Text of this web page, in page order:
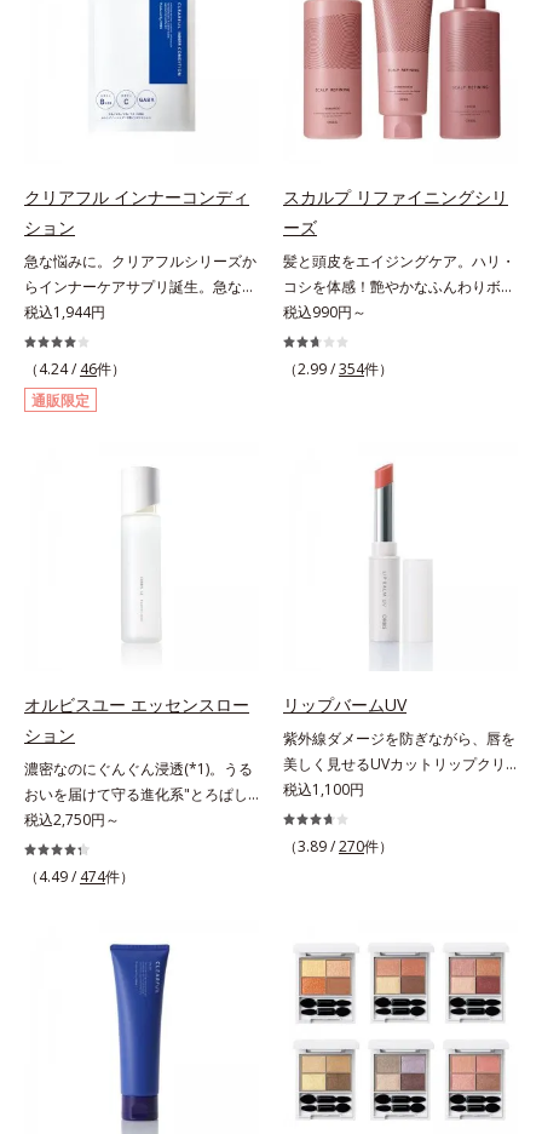
イジングケアを応援します。*1 メ
ラニンの生成を抑え、シミ・ソバカ
スを防ぐ（ウォッシュを除く）*2
オルビス内スキンケアシリーズの保
湿力*3 年齢に応じたお手入れのこ
*7 乾燥による*8 保湿成分*9
ロニセラカエルレア果汁、ノバラエ
キス配合＝うるおいを与えハリと透
明感に満ちた肌へ導く保湿成分
*10 メマツヨイグサ抽出液、スイ
カズラエキス配合＝角層のすみずみ
まで水分・油分を保ち、ハリ・ツヤ
を与える保湿成分*11 気持ちのこ
と
果的なシナジー設計で、あなたのエ
イジングケアを応援します。*1 メ
ラニンの生成を抑え、シミ・ソバカ
スを防ぐ（ウォッシュを除く）*2
オルビス内スキンケアシリーズの保
湿力*3 年齢に応じたお手入れのこ
角層*5 乾燥による*6 洗浄によ
る物理的効果*7 うるおいによる
*8 乾燥、ハリ・ツヤのなさ*9
保湿成分*10 ロニセラカエルレア
果汁、ノバラエキス配合＝うるおい
を与えハリと透明感に満ちた肌へ導
く保湿成分*11 メマツヨイグサ抽
出液、スイカズラエキス配合＝角層
凸をつるんとなめらかに(*1)。スキ
ンケア発想の化粧下地です。保湿成
分が肌全層(*2)に働きかけて、肌の
うるおいをグンとアップ＆リッチな
クリームのようにぴたっと密着。乾
す。むやみに隠すのではなくふわり
アのW効果で軽やかな美肌を印象づ
けます。紫外線吸収剤フリーなのに
高SPF値、さらにスキンプロテクト
複合成分(*3)が、ブルーライト、紫
外線、大気中の微粒子汚れなどの外
的ダメージから肌表面をガードしま
す。【カバー効果】保湿性凹凸カバ
すい肌にうるおいを届けながら、光
ーします。【ラスティング効果】皮
主成分を選択的に吸収し、うるおい
はしっかり残すことでカバー力を保
層の範囲内*3 スキンプロテクト※
防ぐ複合成分 ※ ビルベリー葉エ
キス、タベブイアインペチギノサ樹
皮エキス*4 グリセリルグルコシド
（保湿成分）、（ジメチコン／ビニ
ルジメチコン）クロスポリマー、ジ
メチコン（カバー成分）*5 アクリ
レーツコポリマー
なじむ、若々しい印象(*2)作りのサ
ポートをします。オルビスアンバー
ヴァイタルトリートメントクリーム
「オルビスアンバー ヴァイタルト
リートメントクリーム」は、1品
で、化粧水、クリーム、シワ改善・
ッククリーム(*3)、パックの6役を
担い、複合的にアプローチ。Wナイ
アシン(*4)によるシワ改善・シミ予
防に加え、複合成分コラーゲンコン
プレックスSPが肌のハリを徹底サポ
ート。肌なじみのよいクリーム構造
で角層まで保湿成分が浸透し、うる
おいをギュッと閉じ込めます。洗顔
す。*1 メラニンの生成を抑え、シ
ミ・ソバカスを防ぐ*2 肌にハリを
ケアとして*4 ナイアシンアミド
クリアフル インナーコンディ
ション
急な悩みに。クリアフルシリーズか
らインナーケアサプリ誕生。急な悩
みに。ケアに行き詰まったすべての
女性に送る、「クリアフルシリー
ズ」のオールインワンサプリメント
です。ビタミンB1とB2を配合。ビ
タミンB6とビタミンCは、タイムリ
放出されます。またすこやかな美し
ラミドをプラス。さらにストレス社
すこやかな毎日を応援します。
税込1,944円
（4.24 / 46件）
通販限定
スカルプ リファイニングシリ
ーズ
髪と頭皮をエイジングケア。ハリ・
コシを体感！艶やかなふんわりボリ
ューム美髪へ。「抜け毛が目立つ」
「ボリュームがない」「ハリ・コシ
がない」という年齢による3大髪悩
シリーズです。地肌と髪をすこやか
に保つ「3Dプロテクト成分(*2)」
ンドボタニカルエキス(*2)」を配
美髪へ導きます。翌朝の手ぐしで納
得できる、褒められ髪をご体感くだ
さい。*1 年齢に応じたお手入れの
こと *2 保湿成分
税込990円～
（2.99 /354件）
オルビスユー エッセンスロー
ション
濃密なのにぐんぐん浸透(*1)。うる
おいを届けて守る進化系"とろぱし
ゃ"ローション。7000種を超える成
分から厳選し、「うるおいの質
(*1)」に着目した初期エイジングケ
ーチする初期エイジングケアシリー
ズです。「うるおいの質」に着目
し、肌荒れを予防しながらうるおい
に満ちた美しい肌へと導きます。ポ
ーラ・オルビスグループ独自の肌荒
れ防止有効成分として、「DF-パン
テノール(*3)」を国内唯一(*4)、高
濃度で配合。角層のバリア機能にア
税込2,750円～
（4.49 / 474件）
リップバームUV
紫外線ダメージを防ぎながら、唇を
美しく見せるUVカットリップクリ
ーム。UV対策を忘れがちな唇に。
紫外線をカットしながら、顔色をパ
ッと明るく見せるUVカットリップ
SPF25・PA++のUVカット効果のあ
るリップクリームで、顔だけでなく
唇もしっかりUV対策しましょう。2
種類の保湿成分（加水分解コラーゲ
ン、ゲットウ葉エキス）を配合して
いるから、カサつき・くすみ(*)など
の乾燥悩みも解決＆うるおい長持
ち。通常色は、どんな肌色にも似合
税込1,100円
（3.89 /270件）